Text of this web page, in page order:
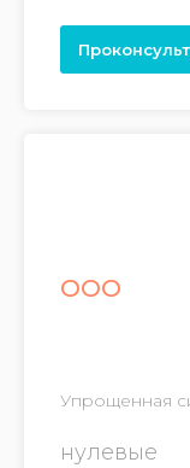
ООО
Упрощенная
нулевые